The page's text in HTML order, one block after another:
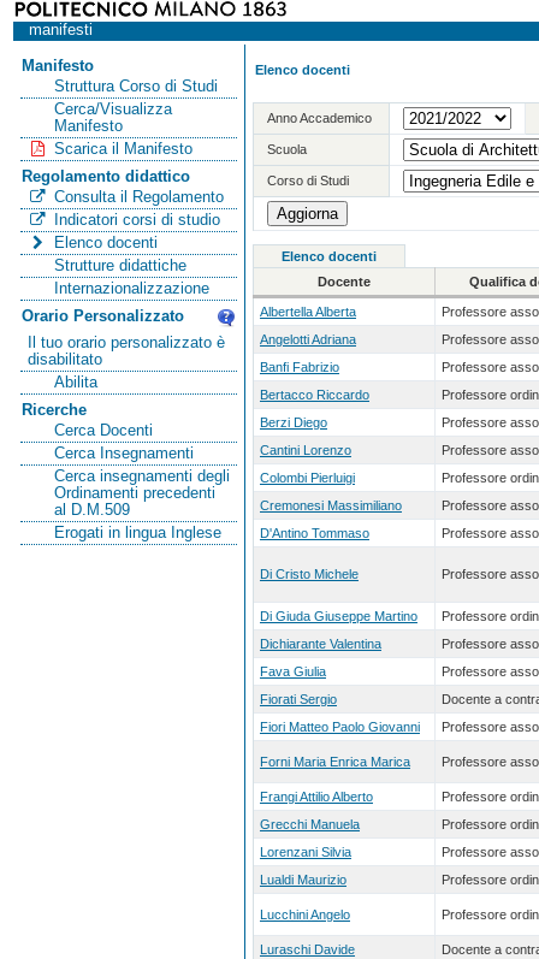
manifesti
Manifesto
Struttura Corso di Studi
Cerca/Visualizza
Manifesto
Scarica il Manifesto
Regolamento didattico
Consulta il Regolamento
Indicatori corsi di studio
Elenco docenti
Strutture didattiche
Internazionalizzazione
Orario Personalizzato
Il tuo orario personalizzato è
disabilitato
Abilita
Ricerche
Cerca Docenti
Cerca Insegnamenti
Cerca insegnamenti degli
Ordinamenti precedenti
al D.M.509
Erogati in lingua Inglese
Elenco docenti
Anno Accademico
Scuola
Corso di Studi
Elenco docenti
Docente
Qualifica
Albertella Alberta
Professore
Angelotti Adriana
Professore
Banfi Fabrizio
Professore
Bertacco Riccardo
Professore
Berzi Diego
Professore
Cantini Lorenzo
Professore
Colombi Pierluigi
Professore
Cremonesi Massimiliano
Professore
D'Antino Tommaso
Professore
Di Cristo Michele Professore
Di Giuda Giuseppe Martino
Professore
Dichiarante Valentina
Professore
Fava Giulia
Professore
Fiorati Sergio
Docente a
Fiori Matteo Paolo Giovanni
Professore
Forni Maria Enrica Marica Professore
Frangi Attilio Alberto
Professore
Grecchi Manuela
Professore
Lorenzani Silvia
Professore
Lualdi Maurizio
Professore
Lucchini Angelo Professore
Luraschi Davide Docente a